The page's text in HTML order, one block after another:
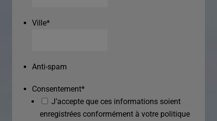
Ville*
Anti-spam
Consentement*
J’accepte que ces informations soient
enregistrées conformément à votre politique